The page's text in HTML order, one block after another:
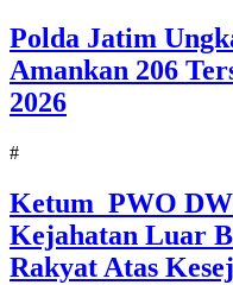
Polda Jatim
Amankan 206
2026
#
Ketum PWO
Kejahatan Luar
Rakyat Atas